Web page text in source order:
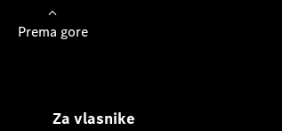
Prema gore
Za vlasnike